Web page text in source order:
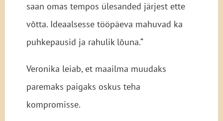
saan omas tempos ülesanded järjest ette
võtta. Ideaalsesse tööpäeva mahuvad ka
puhkepausid ja rahulik lõuna.“
Veronika leiab, et maailma muudaks
paremaks paigaks oskus teha
kompromisse.